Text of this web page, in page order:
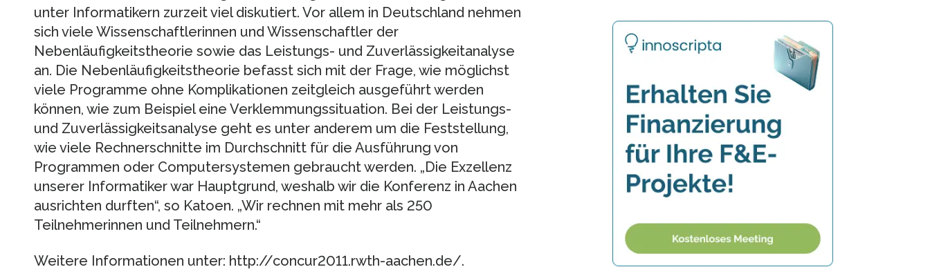
unter Informatikern zurzeit viel diskutiert. Vor allem in Deutschland nehmen
sich viele Wissenschaftlerinnen und Wissenschaftler der
Nebenläufigkeitstheorie sowie das Leistungs- und Zuverlässigkeitanalyse
an. Die Nebenläufigkeitstheorie befasst sich mit der Frage, wie möglichst
viele Programme ohne Komplikationen zeitgleich ausgeführt werden
können, wie zum Beispiel eine Verklemmungssituation. Bei der Leistungs-
und Zuverlässigkeitsanalyse geht es unter anderem um die Feststellung,
wie viele Rechnerschnitte im Durchschnitt für die Ausführung von
Programmen oder Computersystemen gebraucht werden. „Die Exzellenz
unserer Informatiker war Hauptgrund, weshalb wir die Konferenz in Aachen
ausrichten durften“, so Katoen. „Wir rechnen mit mehr als 250
Teilnehmerinnen und Teilnehmern.“
Weitere Informationen unter: http://concur2011.rwth-aachen.de/.